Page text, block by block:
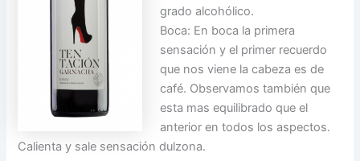
grado alcohólico.
Boca: En boca la primera
sensación y el primer recuerdo
que nos viene la cabeza es de
café. Observamos también que
esta mas equilibrado que el
anterior en todos los aspectos.
Calienta y sale sensación dulzona.